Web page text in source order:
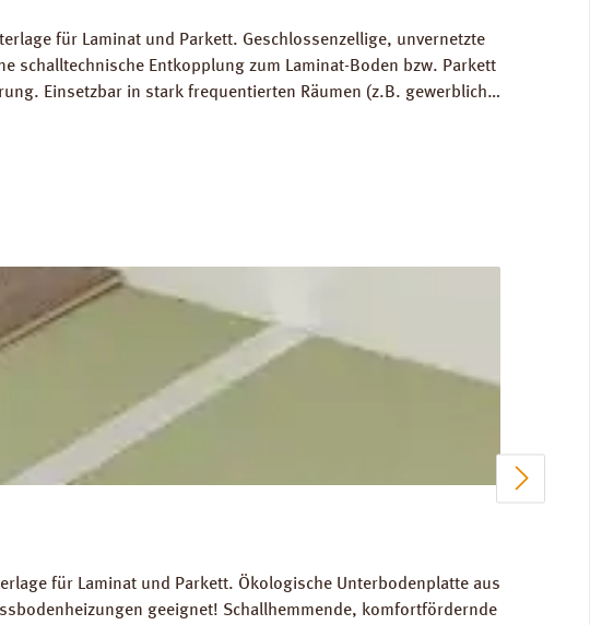
für Laminat und Parkett. Geschlossenzellige, unvernetzte
schalltechnische Entkopplung zum Laminat-Boden bzw. Parkett
Einsetzbar in stark frequentierten Räumen (z.B. gewerblich
Perfekter Ausgleich von Bodenunebenheiten bis zu 1 mm.
für Laminat und Parkett. Ökologische Unterbodenplatte aus
geeignet! Schallhemmende, komfortfördernde